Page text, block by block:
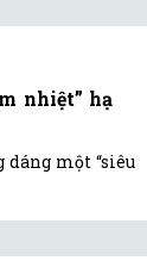
nhiệt” hạ
một “siêu